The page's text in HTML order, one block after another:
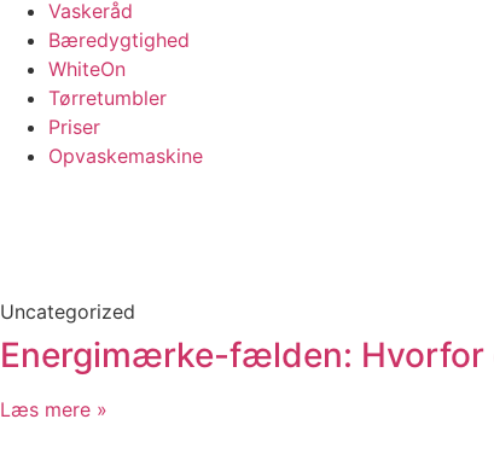
Vaskeråd
Bæredygtighed
WhiteOn
Tørretumbler
Priser
Opvaskemaskine
Uncategorized
Energimærke-fælden: Hvorfor
Læs mere »